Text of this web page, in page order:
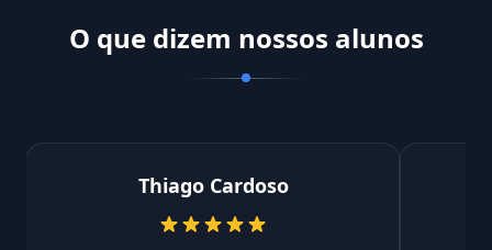
O que dizem nossos alunos
Thiago Cardoso